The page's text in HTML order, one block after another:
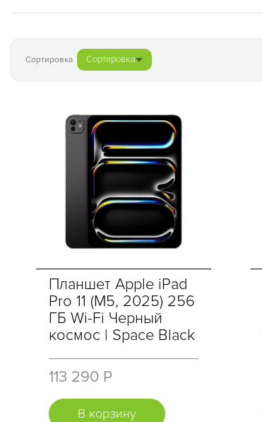
Сортировка Сортировка
Планшет Apple iPad
Pro 11 (M5, 2025) 256
ГБ Wi-Fi Черный
космос | Space Black
113 290 Р
В корзину